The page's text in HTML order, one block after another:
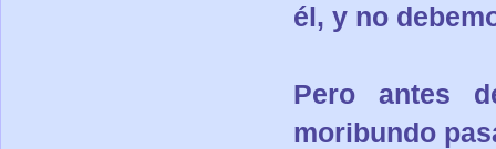
él, y no
Pero antes
moribundo